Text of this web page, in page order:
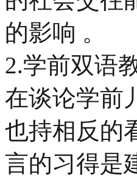
的影响 。
2.学前双语
在谈论学前
也持相反的
言的习得是